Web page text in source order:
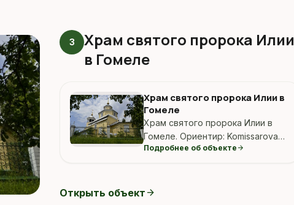
3
Храм святого пророка Илии
в Гомеле
Храм святого пророка Илии в
Гомеле
Храм святого пророка Илии в
Гомеле. Ориентир: Komissarova
44, Гомель, Беларусь.
Подробнее об объекте arrow_forward
Открыть объект arrow_forward